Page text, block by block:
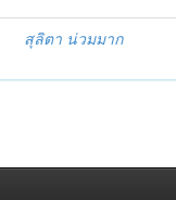
สุลิตา น่วมมาก